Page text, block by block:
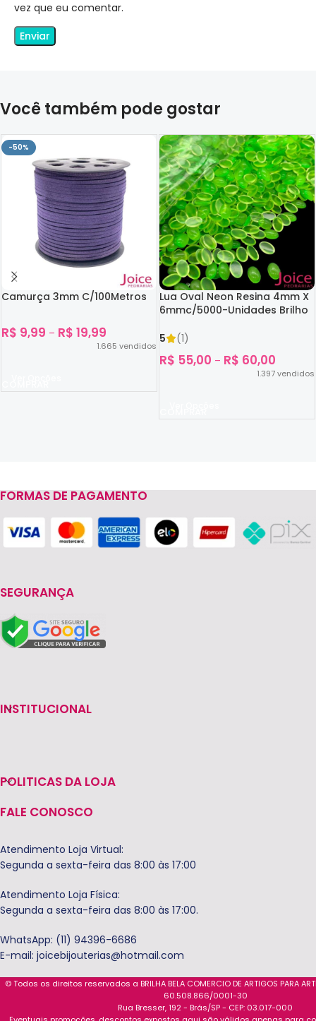
vez que eu comentar.
Você também pode gostar
-50%
Camurça 3mm C/100Metros
R$ 9,99 – R$ 19,99
1.665 vendidos
Lua Oval Neon Resina 4mm X
6mmc/5000-Unidades Brilho
5
(1)
R$ 55,00 – R$ 60,00
1.397vendidos
Read more
FORMAS DE PAGAMENTO
SEGURANÇA
INSTITUCIONAL
POLITICAS DA LOJA
FALE CONOSCO
Atendimento Loja Virtual:
Segunda a sexta-feira das 8:00 às 17:00
Atendimento Loja Física:
Segunda a sexta-feira das 8:00 às 17:00.
WhatsApp: (11) 94396-6686
E-mail: joicebijouterias@hotmail.com
© Todos os direitos reservados a BRILHA BELA COMERCIO DE ARTIGOS PARA
60.508.866/0001-30
Rua Bresser, 192 - Brás/SP - CEP: 03.017-000